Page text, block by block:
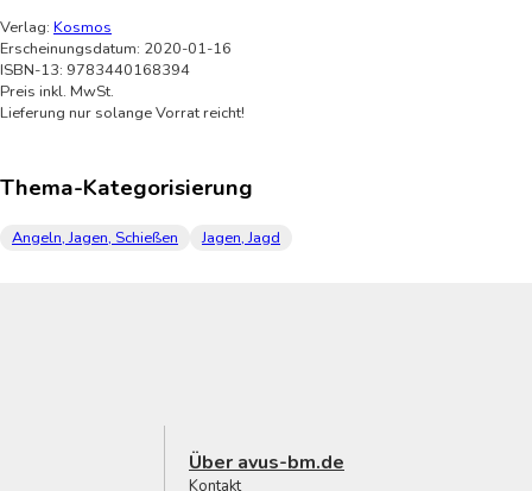
Verlag: Kosmos
Erscheinungsdatum: 2020-01-16
ISBN-13: 9783440168394
Preis inkl. MwSt.
Lieferung nur solange Vorrat reicht!
Thema-Kategorisierung
Angeln, Jagen, Schießen Jagen, Jagd
Über avus-bm.de
Kontakt